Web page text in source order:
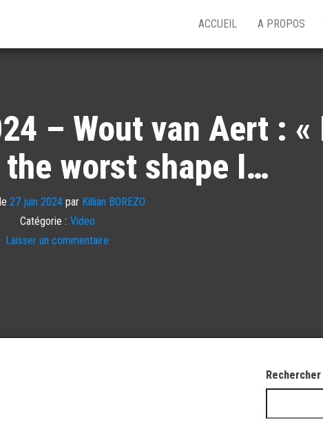
ACCUEIL A PROPOS
– Wout van Aert : «
the worst shape I…
27 juin 2024par Killian BOREZO
Catégorie : Video
Laisser un commentaire
Rechercher